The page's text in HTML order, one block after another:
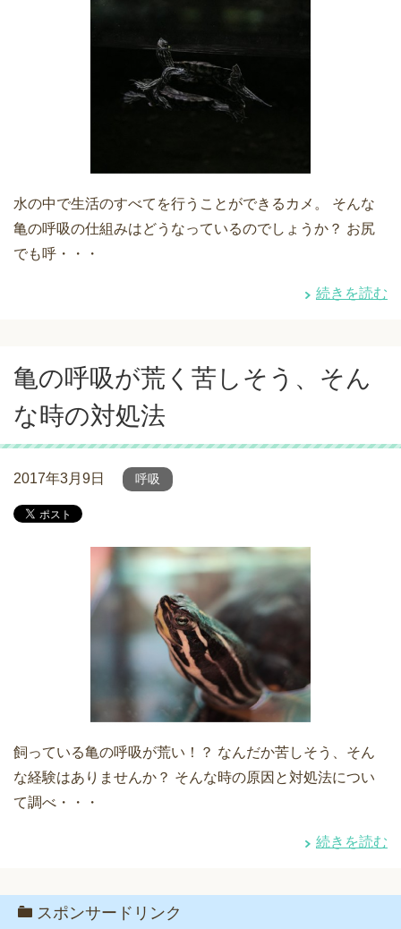
水の中で生活のすべてを行うことができるカメ。 そんな
亀の呼吸の仕組みはどうなっているのでしょうか？ お尻
でも呼・・・
続きを読む
亀の呼吸が荒く苦しそう、そん
な時の対処法
2017年3月9日 呼吸
飼っている亀の呼吸が荒い！？ なんだか苦しそう、そん
な経験はありませんか？ そんな時の原因と対処法につい
て調べ・・・
続きを読む
スポンサードリンク